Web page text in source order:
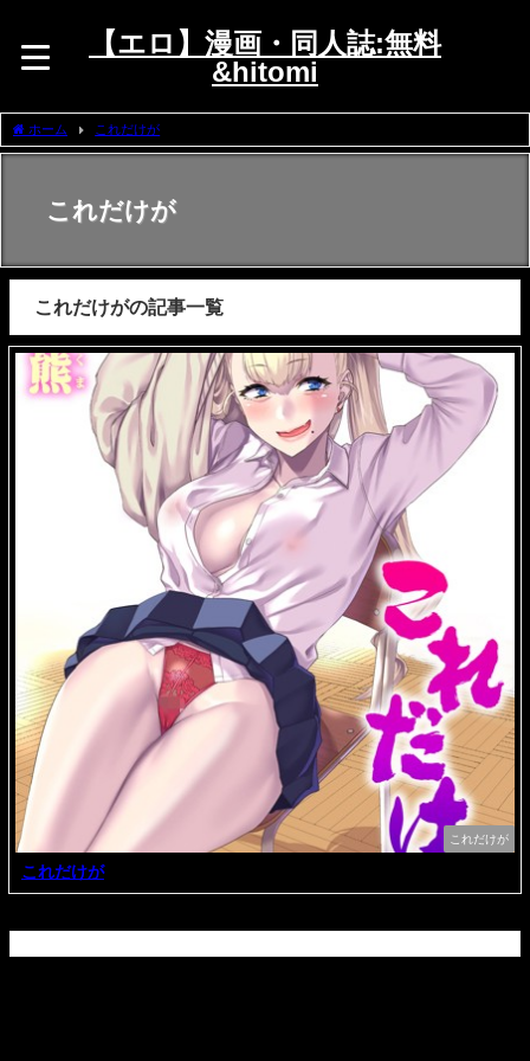
【エロ】漫画・同人誌:無料
&hitomi
ホーム これだけが
これだけが
これだけがの記事一覧
これだけが
これだけが